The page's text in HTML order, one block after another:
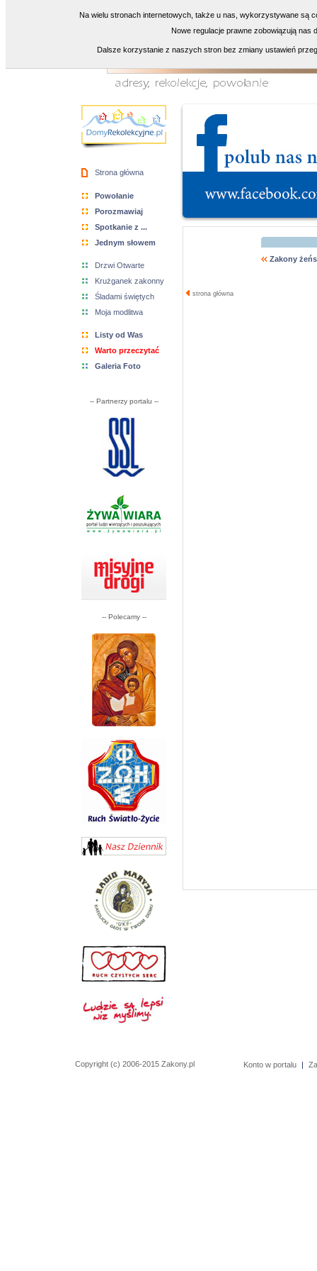
Strona główna
Powołanie
Porozmawiaj
Spotkanie z ...
Jednym słowem
Drzwi Otwarte
Krużganek zakonny
Śladami świętych
Moja modlitwa
Listy od Was
Warto przeczytać
Galeria Foto
-- Partnerzy portalu --
-- Polecamy --
Zakony
strona główna
Copyright (c) 2006-2015 Zakony.pl Konto w portalu |
Na wielu stronach internetowych, także u nas, wykorzystywane są
Nowe regulacje prawne zobowiązują nas
Dalsze korzystanie z naszych stron bez zmiany ustawień